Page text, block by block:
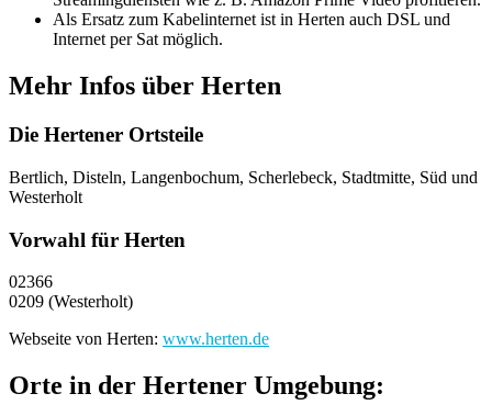
Als Ersatz zum Kabelinternet ist in Herten auch DSL und
Internet per Sat möglich.
Mehr Infos über Herten
Die Hertener Ortsteile
Bertlich, Disteln, Langenbochum, Scherlebeck, Stadtmitte, Süd und
Westerholt
Vorwahl für Herten
02366
0209 (Westerholt)
Webseite von Herten: www.herten.de
Orte in der Hertener Umgebung: